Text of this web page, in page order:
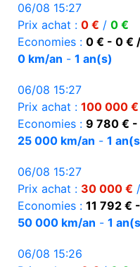
06/08 15:27
Prix achat : 0 € / 0 €
Economies : 0 € - 0 €
0 km/an - 1 an(s)
06/08 15:27
Prix achat : 100 000 €
Economies : 9 780 € -
25 000 km/an - 1
06/08 15:27
Prix achat : 30 000 € /
Economies : 11 792 €
50 000 km/an - 1
06/08 15:26